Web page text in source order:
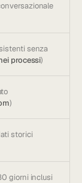
senza
processi)
)
storici
giorni inclusi